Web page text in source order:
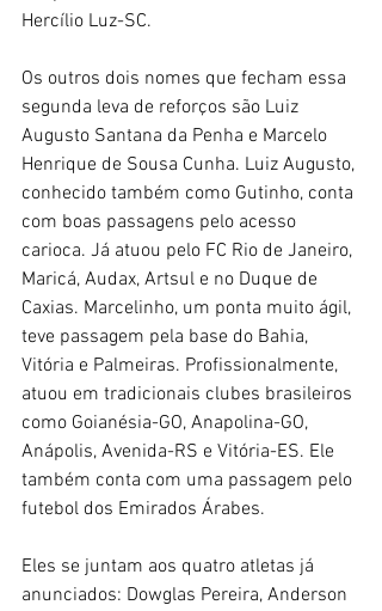
Hercílio Luz-SC.
Os outros dois nomes que fecham essa
segunda leva de reforços são Luiz
Augusto Santana da Penha e Marcelo
Henrique de Sousa Cunha. Luiz Augusto,
conhecido também como Gutinho, conta
com boas passagens pelo acesso
carioca. Já atuou pelo FC Rio de Janeiro,
Maricá, Audax, Artsul e no Duque de
Caxias. Marcelinho, um ponta muito ágil,
teve passagem pela base do Bahia,
Vitória e Palmeiras. Profissionalmente,
atuou em tradicionais clubes brasileiros
como Goianésia-GO, Anapolina-GO,
Anápolis, Avenida-RS e Vitória-ES. Ele
também conta com uma passagem pelo
futebol dos Emirados Árabes.
Eles se juntam aos quatro atletas já
anunciados: Dowglas Pereira, Anderson